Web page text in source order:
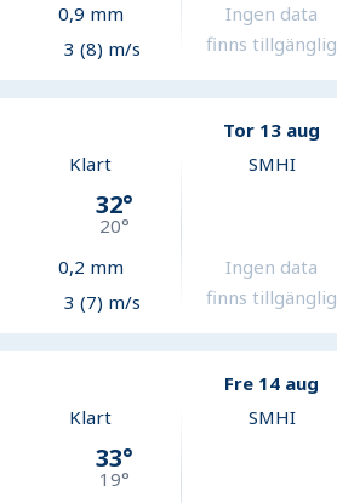
0,9 mm
3 (8) m/s
Ingen data
finns tillgänglig
Tor 13 aug
Klart
32°
20°
0,2 mm
3 (7) m/s
SMHI
Ingen data
finns tillgänglig
Fre 14 aug
Klart
33°
19°
SMHI